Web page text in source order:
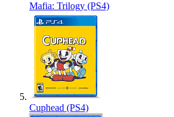
Mafia: Trilogy (PS4)
Cuphead (PS4)